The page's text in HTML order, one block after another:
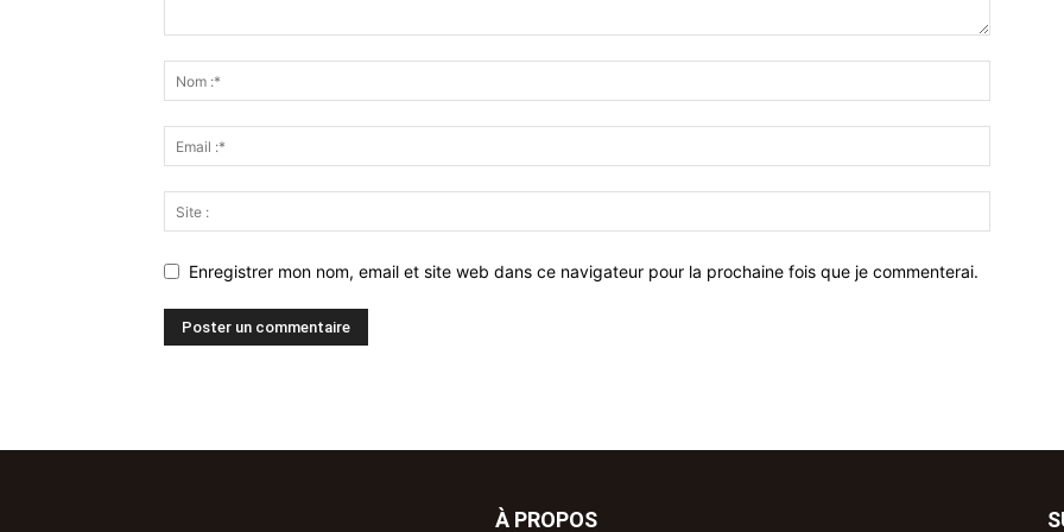
Enregistrer mon nom, email et site web dans ce navigateur pour la prochaine fois que je commenterai.
À PROPOS